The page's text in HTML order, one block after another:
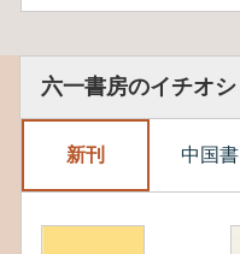
六一書房のイチオシ
新刊 中国書